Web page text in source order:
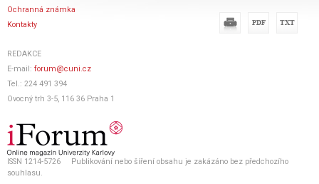
Ochranná známka
Kontakty
REDAKCE
E-mail: forum@cuni.cz
Tel.: 224 491 394
Ovocný trh 3-5, 116 36 Praha 1
ISSN 1214-5726 Publikování nebo šíření obsahu je zakázáno bez předchozího
souhlasu.